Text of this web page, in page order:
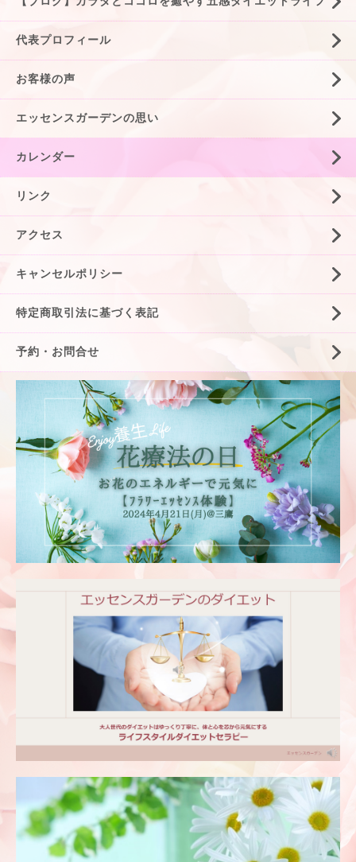
代表プロフィール
お客様の声
エッセンスガーデンの思い
カレンダー
リンク
アクセス
キャンセルポリシー
特定商取引法に基づく表記
予約・お問合せ